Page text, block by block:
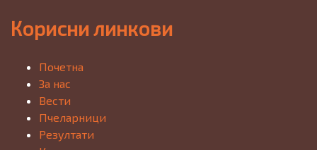
Корисни линкови
Почетна
За нас
Вести
Пчеларници
Резултати